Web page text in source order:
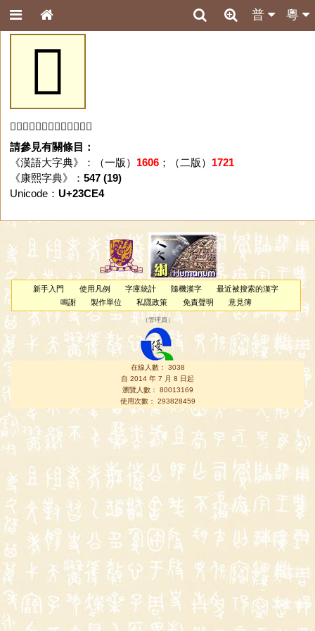
粵
普
𣳤
「𣳤」字未收錄於本資料庫。
請參見有關條目：
《漢語大字典》：（一版） 1606；（二版） 1721
《康熙字典》： 547 (19)
Unicode： U+23CE4
新手入門 使用凡例 字庫統計 隨機漢字
最近被搜索的漢字
鳴謝
製作單位 私隱政策 免責聲明 意見簿
（管理員 ）
在線人數： 3038
自 2014 年 7 月 8 日起
瀏覽人數： 80013169
使用次數： 293828459